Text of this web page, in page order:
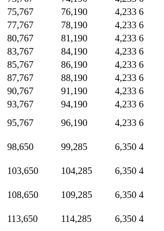
75,767 76,190 4,233 6
77,767 78,190 4,233 6
80,767 81,190 4,233 6
83,767 84,190 4,233 6
85,767 86,190 4,233 6
87,767 88,190 4,233 6
90,767 91,190 4,233 6
93,767 94,190 4,233 6
95,767 96,190 4,233 6
98,650 99,285 6,350 4
103,650 104,285 6,350 4
108,650 109,285 6,350 4
113,650 114,285 6,350 4